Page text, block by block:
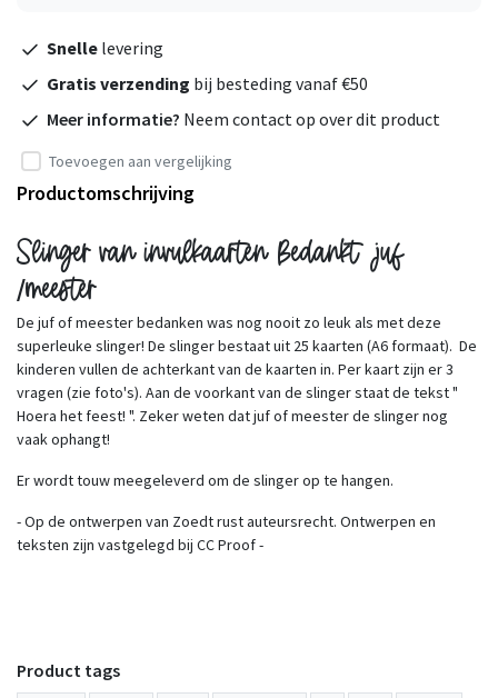
Snelle levering
Gratis verzending bij besteding vanaf €50
Meer informatie? Neem contact op over dit product
Toevoegen aan vergelijking
Productomschrijving
Slinger van invulkaarten Bedankt juf
/meester
De juf of meester bedanken was nog nooit zo leuk als met deze
superleuke slinger! De slinger bestaat uit 25 kaarten (A6 formaat). De
kinderen vullen de achterkant van de kaarten in. Per kaart zijn er 3
vragen (zie foto's). Aan de voorkant van de slinger staat de tekst "
Hoera het feest! ". Zeker weten dat juf of meester de slinger nog
vaak ophangt!
Er wordt touw meegeleverd om de slinger op te hangen.
- Op de ontwerpen van Zoedt rust auteursrecht. Ontwerpen en
teksten zijn vastgelegd bij CC Proof -
Product tags